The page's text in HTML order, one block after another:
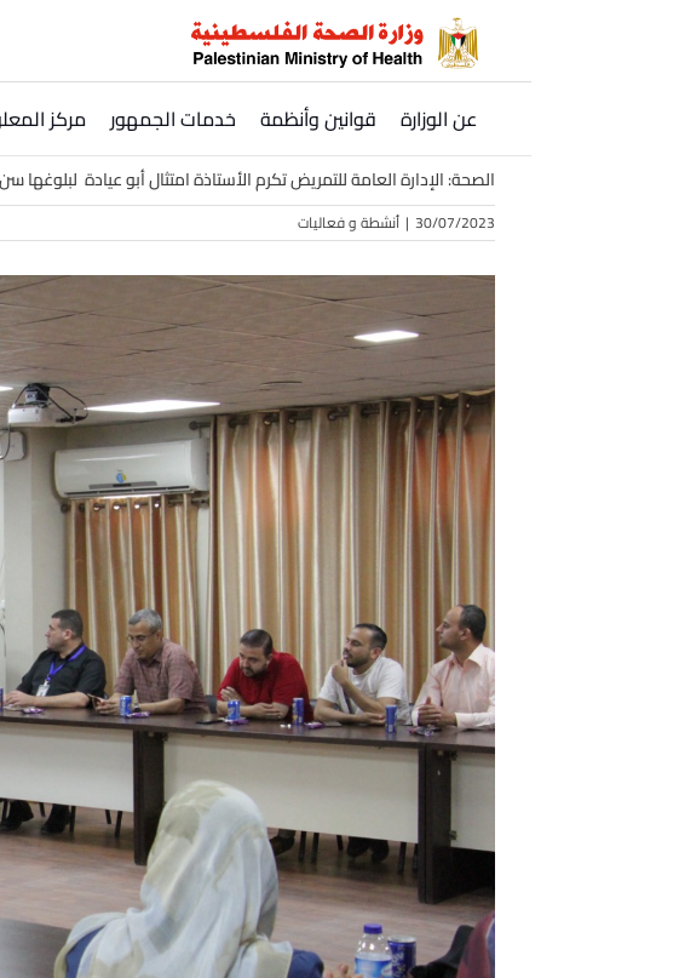
عن الوزارة قوانين وأنظمة خدمات الجمهور مركز
الصحة: الإدارة العامة للتمريض تكرم الأستاذة امتثال أبو عيادة لبلوغها
30/07/2023
| أنشطة و فعاليات